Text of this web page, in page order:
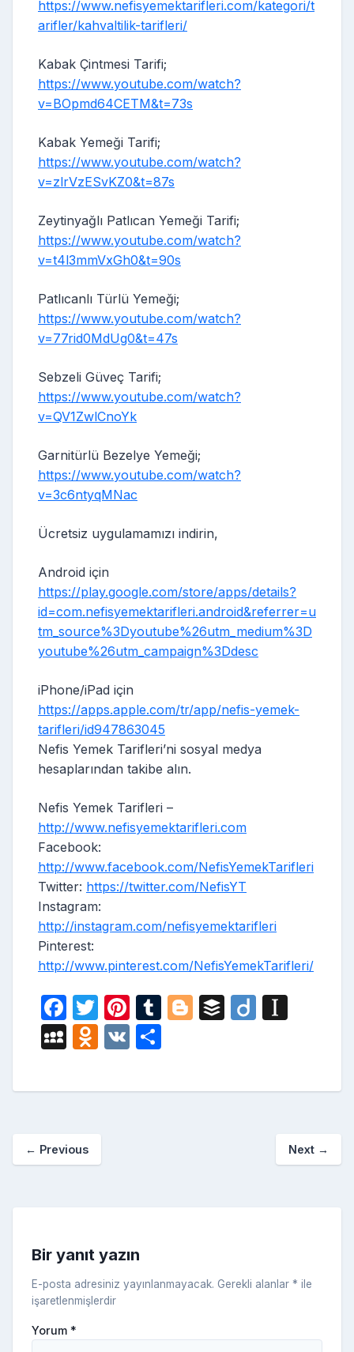
https://www.nefisyemektarifleri.com/kategori/t
arifler/kahvaltilik-tarifleri/
Kabak Çintmesi Tarifi;
https://www.youtube.com/watch?
v=BOpmd64CETM&t=73s
Kabak Yemeği Tarifi;
https://www.youtube.com/watch?
v=zlrVzESvKZ0&t=87s
Zeytinyağlı Patlıcan Yemeği Tarifi;
https://www.youtube.com/watch?
v=t4l3mmVxGh0&t=90s
Patlıcanlı Türlü Yemeği;
https://www.youtube.com/watch?
v=77rid0MdUg0&t=47s
Sebzeli Güveç Tarifi;
https://www.youtube.com/watch?
v=QV1ZwlCnoYk
Garnitürlü Bezelye Yemeği;
https://www.youtube.com/watch?
v=3c6ntyqMNac
Ücretsiz uygulamamızı indirin,
Android için
https://play.google.com/store/apps/details?
id=com.nefisyemektarifleri.android&referrer=u
tm_source%3Dyoutube%26utm_medium%3D
youtube%26utm_campaign%3Ddesc
iPhone/iPad için
https://apps.apple.com/tr/app/nefis-yemek-
tarifleri/id947863045
Nefis Yemek Tarifleri’ni sosyal medya
hesaplarından takibe alın.
Nefis Yemek Tarifleri –
http://www.nefisyemektarifleri.com
Facebook:
http://www.facebook.com/NefisYemekTarifleri
Twitter: https://twitter.com/NefisYT
Instagram:
http://instagram.com/nefisyemektarifleri
Pinterest:
http://www.pinterest.com/NefisYemekTarifleri/
F
a
c
e
o
T
w
itt
er
Pi
nt
er
e
T
bl
Bl
g
B
r
Di
p
er
M
S
a
c
O
n
a
ki
V
ar
← Previous Next →
Bir yanıt yazın
E-posta adresiniz yayınlanmayacak. Gerekli alanlar * ile
işaretlenmişlerdir
Yorum *